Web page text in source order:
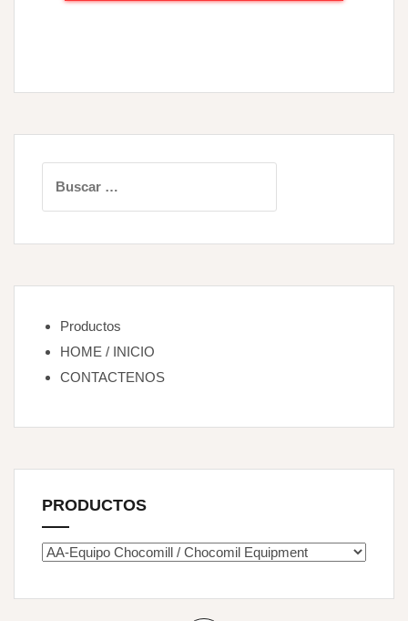
Productos
HOME / INICIO
CONTACTENOS
PRODUCTOS